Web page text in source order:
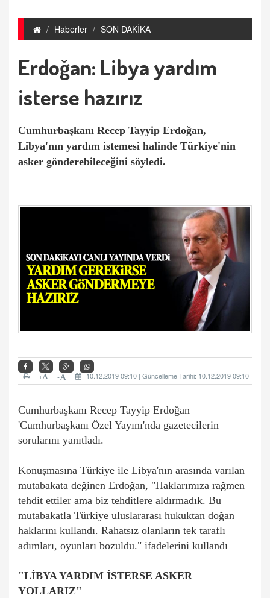
Haberler SON DAKİKA
Erdoğan: Libya yardım
isterse hazırız
Cumhurbaşkanı Recep Tayyip Erdoğan,
Libya'nın yardım istemesi halinde Türkiye'nin
asker gönderebileceğini söyledi.
10.12.2019 09:10 | Güncelleme Tarihi: 10.12.2019 09:10
-
+
Cumhurbaşkanı Recep Tayyip Erdoğan
'Cumhurbaşkanı Özel Yayını'nda gazetecilerin
sorularını yanıtladı.
Konuşmasına Türkiye ile Libya'nın arasında varılan
mutabakata değinen Erdoğan, "Haklarımıza rağmen
tehdit ettiler ama biz tehditlere aldırmadık. Bu
mutabakatla Türkiye uluslararası hukuktan doğan
haklarını kullandı. Rahatsız olanların tek taraflı
adımları, oyunları bozuldu." ifadelerini kullandı
"LİBYA YARDIM İSTERSE ASKER
YOLLARIZ"